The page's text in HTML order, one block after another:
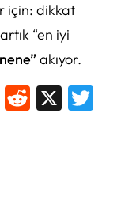
için: dikkat
“en iyi
akıyor.
LinkedIn
Reddit
X